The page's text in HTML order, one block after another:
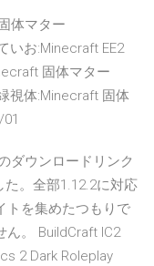
体マター
いお:Minecraft EE2
固体マター
視体:Minecraft 固体
ダウンロードリンク
。全部1.12.2に対応
トを集めたつもりで
ん。 BuildCraft IC2
2 Dark Roleplay